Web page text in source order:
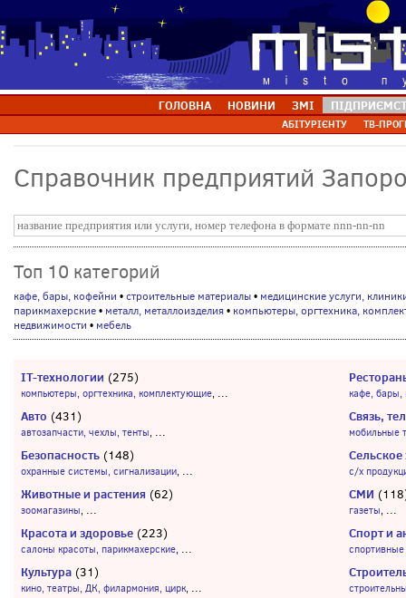
ГОЛОВНА НОВИНИ ЗМІ
АБІТУРІЄНТУ ТВ-
Справочник предприятий
Топ 10 категорий
кафе, бары, кофейни •строительные материалы• медицинские услуги,
парикмахерские• металл, металлоизделия• компьютеры, оргтехника,
недвижимости • мебель
IT-технологии (275)
компьютеры, оргтехника, комплектующие, ... кафе, бары,
Авто (431)
автозапчасти, чехлы, тенты, ...
Связь,
мобильные
Безопасность (148)
охранные системы, сигнализации, ...
Сельское
с/х
Животные и растения (62)
зоомагазины, ...
СМИ
газеты, ...
Красота и здоровье (223)
салоны красоты, парикмахерские, ...
Спорт и
Культура (31)
кино, театры, ДК, филармония, цирк, ...